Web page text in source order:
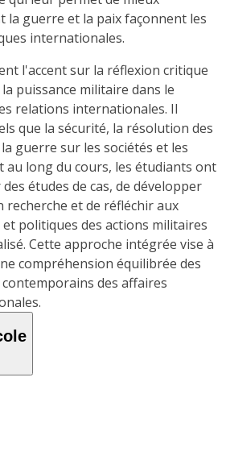
la guerre et la paix façonnent les
internationales.
l'accent sur la réflexion critique
puissance militaire dans le
relations internationales. Il
que la sécurité, la résolution des
guerre sur les sociétés et les
au long du cours, les étudiants ont
études de cas, de développer
recherche et de réfléchir aux
politiques des actions militaires
Cette approche intégrée vise à
compréhension équilibrée des
des affaires